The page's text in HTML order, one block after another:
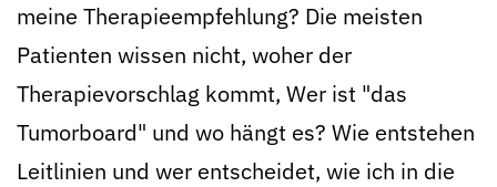
meine Therapieempfehlung? Die meisten
Patienten wissen nicht, woher der
Therapievorschlag kommt, Wer ist "das
Tumorboard" und wo hängt es? Wie entstehen
Leitlinien und wer entscheidet, wie ich in die